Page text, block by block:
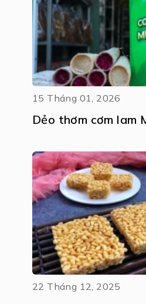
15 Tháng 01, 2026
Dẻo thơm cơm lam
22 Tháng 12, 2025